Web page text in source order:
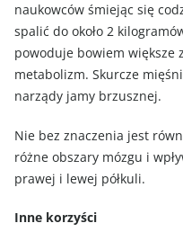
naukowców śmiejąc się
spalić do około 2
powoduje bowiem większe
metabolizm. Skurcze
narządy jamy brzusznej.
Nie bez znaczenia jest
różne obszary mózgu i
prawej i lewej półkuli.
Inne korzyści